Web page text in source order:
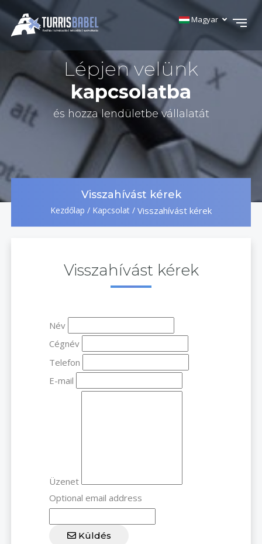
Magyar
Lépjen velünk
kapcsolatba
és hozza lendületbe vállalatát
Visszahívást kérek
Kezdőlap / Kapcsolat / Visszahívást kérek
Visszahívást kérek
Név
Cégnév
Telefon
E-mail
Üzenet
Optional email address
Küldés